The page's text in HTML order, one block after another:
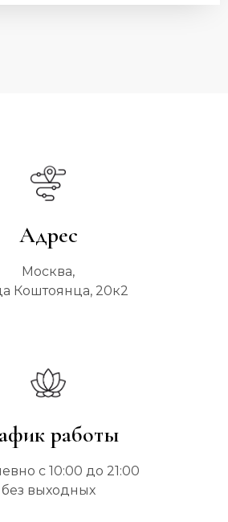
Адрес
Москва,
Коштоянца, 20к2
работы
с 10:00 до 21:00
без выходных